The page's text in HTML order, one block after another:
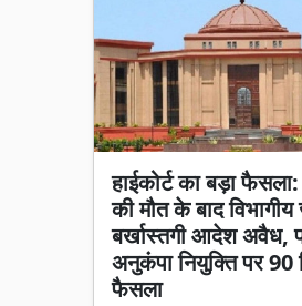
हाईकोर्ट का बड़ा फैसला:
की मौत के बाद
बर्खास्तगी आदेश अवैध,
अनुकंपा नियुक्ति पर 90
फैसला